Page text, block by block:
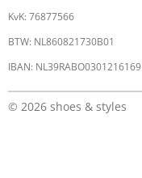
KvK: 76877566
BTW: NL860821730B01
IBAN: NL39RABO0301216169
© 2026 shoes & styles